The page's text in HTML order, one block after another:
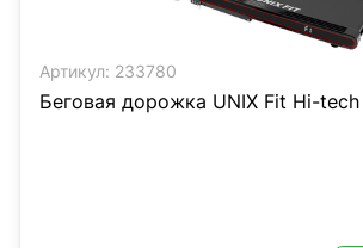
Артикул: 233780
Беговая дорожка UNIX Fit Hi-tech